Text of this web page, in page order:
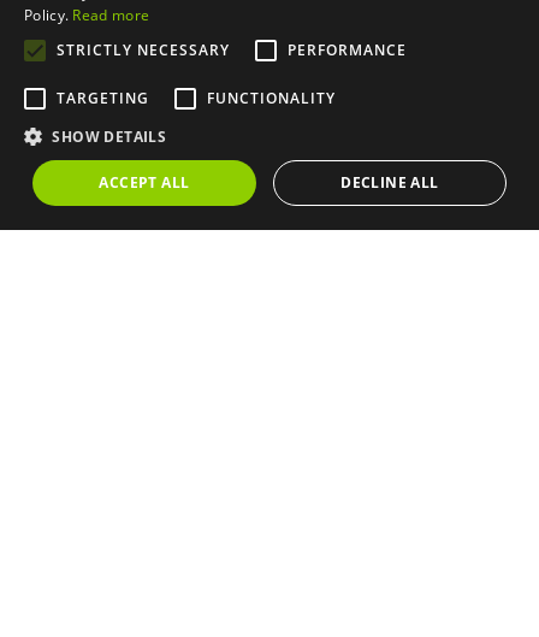
Acepto la Política de Privacidad
Enviar
📅 Pide una cita
Policy. Read more
STRICTLY NECESSARY
PERFORMANCE
TARGETING
FUNCTIONALITY
SHOW DETAILS
ACCEPT ALL DECLINE ALL